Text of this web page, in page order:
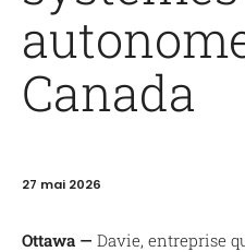
Canada
27 mai 2026
Ottawa — Davie, entreprise